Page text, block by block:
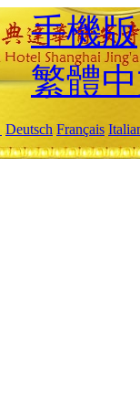
手機版
繁體
Deutsch Français